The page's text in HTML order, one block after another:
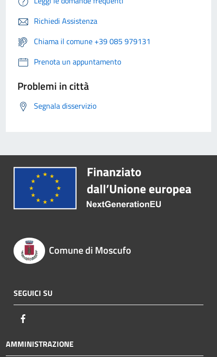
Richiedi Assistenza
Chiama il comune +39 085 979131
Prenota un appuntamento
Problemi in città
Segnala disservizio
Comune di Moscufo
SEGUICI SU
AMMINISTRAZIONE